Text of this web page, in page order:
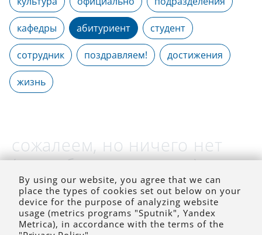
кафедры абитуриент студент
сотрудник поздравляем! достижения
жизнь
сожалеем, но ничего нет
(на выбранное время)
By using our website, you agree that we can
place the types of cookies set out below on your
device for the purpose of analyzing website
usage (metrics programs "Sputnik", Yandex
Metrica), in accordance with the terms of the